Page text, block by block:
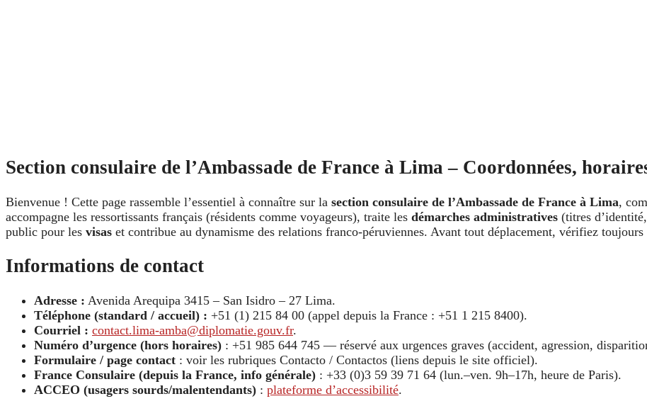
Section consulaire de l’Ambassade de France à Lima – Coordonnées,
Bienvenue ! Cette page rassemble l’essentiel à connaître sur la section consulaire de l’Ambassade de France à Lima,
accompagne les ressortissants français (résidents comme voyageurs), traite les démarches administratives (titres
public pour les visas et contribue au dynamisme des relations franco-péruviennes. Avant tout déplacement, vérifiez
Informations de contact
Adresse : Avenida Arequipa 3415 – San Isidro – 27 Lima.
Téléphone (standard / accueil) : +51 (1) 215 84 00 (appel depuis la France : +51 1 215 8400).
Courriel : contact.lima-amba@diplomatie.gouv.fr.
Numéro d’urgence (hors horaires) : +51 985 644 745 — réservé aux urgences graves (accident, agression,
Formulaire / page contact : voir les rubriques Contacto / Contactos (liens depuis le site officiel).
France Consulaire (depuis la France, info générale) : +33 (0)3 59 39 71 64 (lun.–ven. 9h–17h, heure de Paris).
ACCEO (usagers sourds/malentendants) : plateforme d’accessibilité.